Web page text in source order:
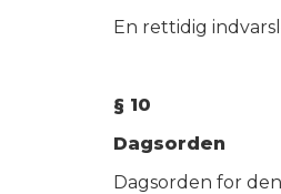
En rettidig
§ 10
Dagsorden
Dagsorden for